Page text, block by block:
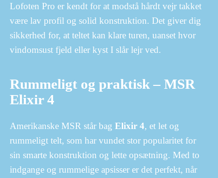
Lofoten Pro er kendt for at modstå hårdt vejr takket
være lav profil og solid konstruktion. Det giver dig
sikkerhed for, at teltet kan klare turen, uanset hvor
vindomsust fjeld eller kyst I slår lejr ved.
Rummeligt og praktisk – MSR
Elixir 4
Amerikanske MSR står bag Elixir 4, et let og
rummeligt telt, som har vundet stor popularitet for
sin smarte konstruktion og lette opsætning. Med to
indgange og rummelige apsisser er det perfekt, når